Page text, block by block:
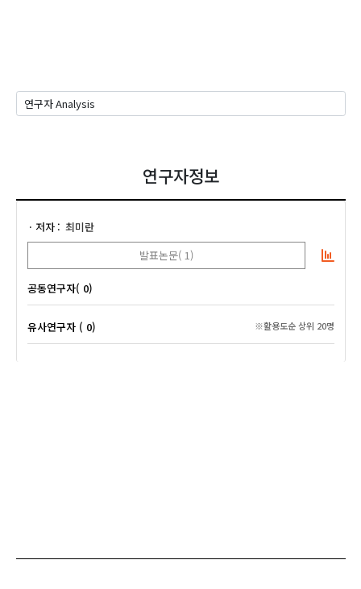
연구자정보
저자
최미란
발표논문( 1)
공동연구자( 0)
유사연구자 ( 0) ※활용도순 상위 20명